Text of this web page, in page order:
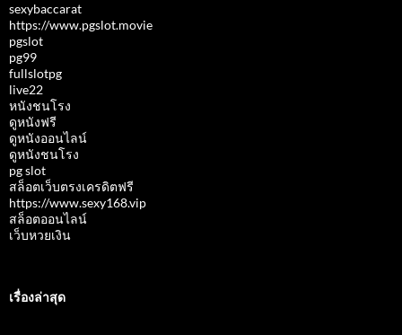
sexybaccarat
https://www.pgslot.movie
pgslot
pg99
fullslotpg
live22
หนังชนโรง
ดูหนังฟรี
ดูหนังออนไลน์
ดูหนังชนโรง
pg slot
สล็อตเว็บตรงเครดิตฟรี
https://www.sexy168.vip
สล็อตออนไลน์
เว็บหวยเงิน
เรื่องล่าสุด